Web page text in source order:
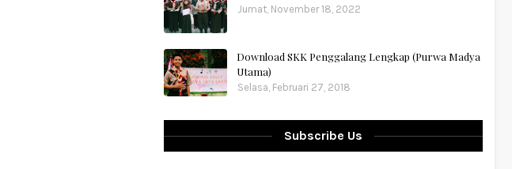
Jumat, November 18, 2022
Download SKK Penggalang Lengkap (Purwa Madya
Utama)
Selasa, Februari 27, 2018
Subscribe Us